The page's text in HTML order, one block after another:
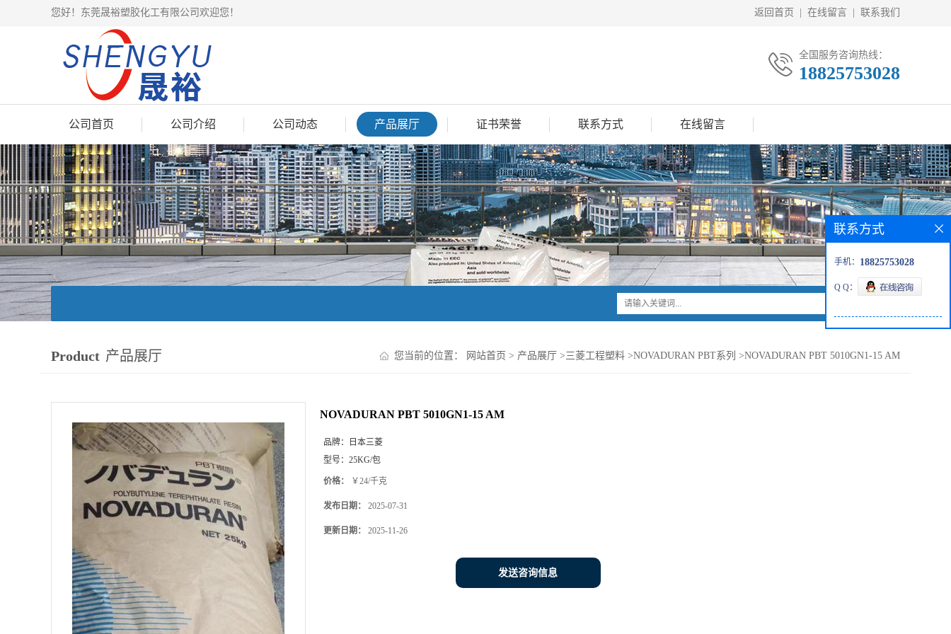
您好！东莞晟裕塑胶化工有限公司欢迎您！ 返回首页 在线留言 联系我们
全国服务咨询热线：
18825753028
公司首页 公司介绍 公司动态 产品展厅 证书荣誉 联系方式 在线留言
Product 产品展厅 您当前的位置： 网站首页 > 产品展厅 >三菱工程塑料 >NOVADURAN PBT系列 >NOVADURAN PBT 5010GN1-15 AM
NOVADURAN PBT 5010GN1-15 AM
品牌：
日本三菱
型号： 25KG/包
价格： ￥24/千克
发布日期： 2025-07-31
更新日期： 2025-11-26
发送咨询信息
联系方式
手机： 18825753028
Q Q：